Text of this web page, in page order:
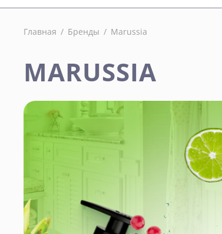
Главная / Бренды / Marussia
MARUSSIA